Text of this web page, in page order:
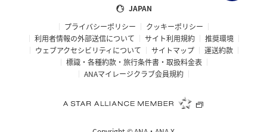
JAPAN
プライバシーポリシー
クッキーポリシー
利用者情報の外部送信について
サイト利用規約
推奨環境
ウェブアクセシビリティについて
サイトマップ
運送約款
標識・各種約款・旅行条件書・取扱料金表
ANAマイレージクラブ会員規約